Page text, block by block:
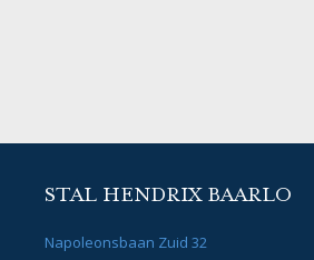
STAL HENDRIX BAARLO
Napoleonsbaan Zuid 32